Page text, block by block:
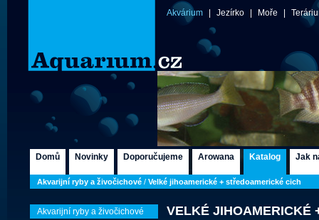
Akvárium Jezírko Moře
Domů Novinky Doporučujeme Arowana Katalog Jak
Akvarijní ryby a živočichové / Velké jihoamerické + středoamerické cich
Akvarijní ryby a živočichové VELKÉ JIHOAMERICKÉ